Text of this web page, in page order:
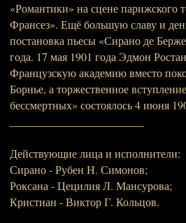
«Романтики» на сцене парижского
Франсез». Ещё большую славу и
постановка пьесы «Сирано де
года. 17 мая 1901 года Эдмон
Французскую академию вместо
Борнье, а торжественное
бессмертных» состоялось 4 июня
Действующие лица и исполнители:
Сирано - Рубен Н. Симонов;
Роксана - Цецилия Л. Мансурова;
Кристиан - Виктор Г. Кольцов.